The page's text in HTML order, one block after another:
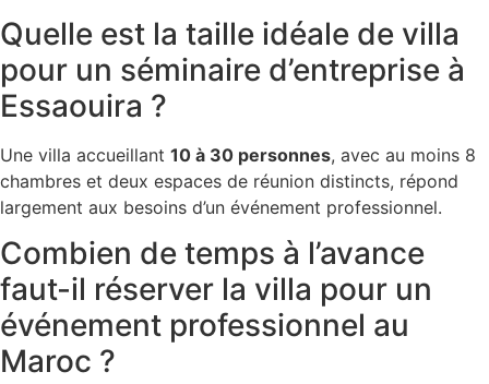
Quelle est la taille idéale de villa
pour un séminaire d’entreprise à
Essaouira ?
Une villa accueillant 10 à 30 personnes, avec au moins 8
chambres et deux espaces de réunion distincts, répond
largement aux besoins d’un événement professionnel.
Combien de temps à l’avance
faut-il réserver la villa pour un
événement professionnel au
Maroc ?